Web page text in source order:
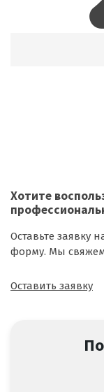
Хотите
Оставьте заявку
форму. Мы
Оставить заявку